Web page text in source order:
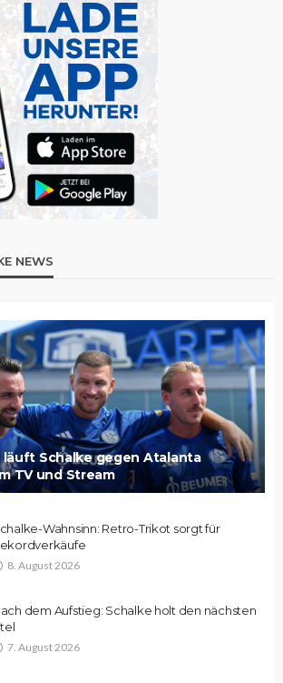
NEWS
läuft Schalke gegen Atalanta
TV und Stream
Wahnsinn: Retro-Trikot sorgt für
8. August 2026
dem Aufstieg: Schalke holt den nächsten
7. August 2026